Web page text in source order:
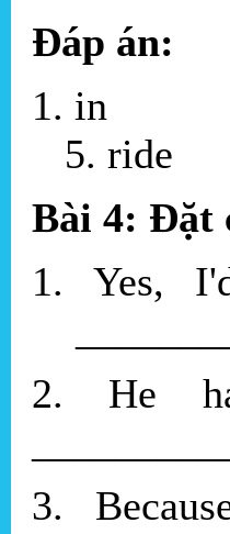
Đáp án:
1. in
5. ride
Bài 4: Đặt
1.
2. He
3.